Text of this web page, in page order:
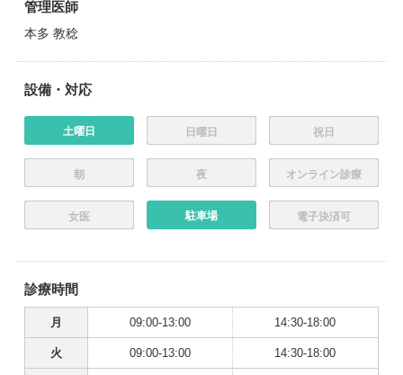
管理医師
本多 教稔
設備・対応
土曜日 日曜日 祝日
朝 夜 オンライン診療
女医 駐車場 電子決済可
診療時間
月 09:00-13:00 14:30-18:00
火 09:00-13:00 14:30-18:00